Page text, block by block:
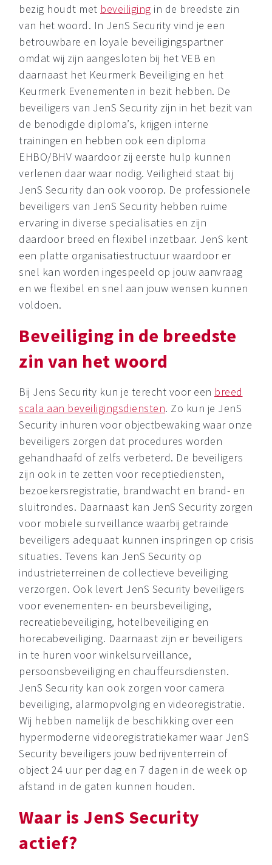
bezig houdt met beveiliging in de breedste zin
van het woord. In JenS Security vind je een
betrouwbare en loyale beveiligingspartner
omdat wij zijn aangesloten bij het VEB en
daarnaast het Keurmerk Beveiliging en het
Keurmerk Evenementen in bezit hebben. De
beveiligers van JenS Security zijn in het bezit van
de benodigde diploma’s, krijgen interne
trainingen en hebben ook een diploma
EHBO/BHV waardoor zij eerste hulp kunnen
verlenen daar waar nodig. Veiligheid staat bij
JenS Security dan ook voorop. De professionele
beveiligers van JenS Security hebben ruime
ervaring in diverse specialisaties en zijn
daardoor breed en flexibel inzetbaar. JenS kent
een platte organisatiestructuur waardoor er
snel kan worden ingespeeld op jouw aanvraag
en we flexibel en snel aan jouw wensen kunnen
voldoen.
Beveiliging in de breedste
zin van het woord
Bij Jens Security kun je terecht voor een breed
scala aan beveiligingsdiensten. Zo kun je JenS
Security inhuren voor objectbewaking waar onze
beveiligers zorgen dat procedures worden
gehandhaafd of zelfs verbeterd. De beveiligers
zijn ook in te zetten voor receptiediensten,
bezoekersregistratie, brandwacht en brand- en
sluitrondes. Daarnaast kan JenS Security zorgen
voor mobiele surveillance waarbij getrainde
beveiligers adequaat kunnen inspringen op crisis
situaties. Tevens kan JenS Security op
industrieterreinen de collectieve beveiliging
verzorgen. Ook levert JenS Security beveiligers
voor evenementen- en beursbeveiliging,
recreatiebeveiliging, hotelbeveiliging en
horecabeveiliging. Daarnaast zijn er beveiligers
in te huren voor winkelsurveillance,
persoonsbeveiliging en chauffeursdiensten.
JenS Security kan ook zorgen voor camera
beveiliging, alarmopvolging en videoregistratie.
Wij hebben namelijk de beschikking over een
hypermoderne videoregistratiekamer waar JenS
Security beveiligers jouw bedrijventerrein of
object 24 uur per dag en 7 dagen in de week op
afstand in de gaten kunnen houden.
Waar is JenS Security
actief?